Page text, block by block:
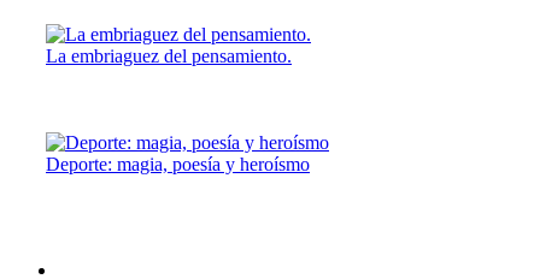
La embriaguez del pensamiento.
Deporte: magia, poesía y heroísmo